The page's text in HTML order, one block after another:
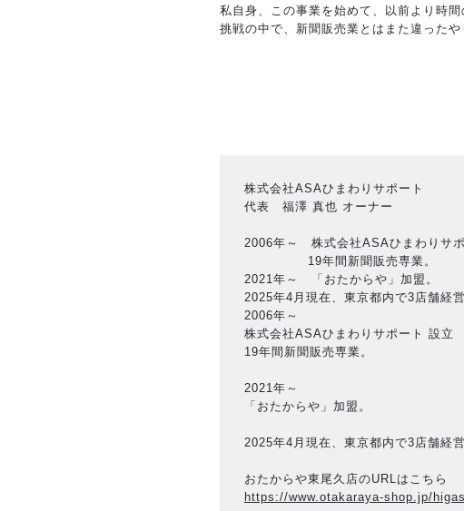
私自身、この事業を始めて、以前より時
挑戦の中で、新聞販売業とはまた違った
株式会社ASAひまわりサポート
代表 福澤 真也 オーナー
2006年～ 株式会社ASAひまわりサ
19年間新聞販売専業。
2021年～ 「おたからや」加盟。
2025年4月現在、東京都内で3店舗経営
2006年～
株式会社ASAひまわりサポート 設立
19年間新聞販売専業。
2021年～
「おたからや」加盟。
2025年4月現在、東京都内で3店舗経営
おたからや東尾久店のURLはこちら
https://www.otakaraya-shop.jp/